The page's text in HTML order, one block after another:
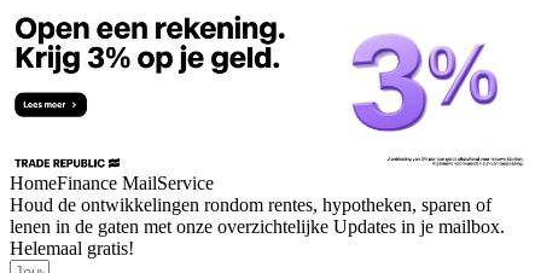
HomeFinance MailService
Houd de ontwikkelingen rondom rentes, hypotheken, sparen of
lenen in de gaten met onze overzichtelijke Updates in je mailbox.
Helemaal gratis!